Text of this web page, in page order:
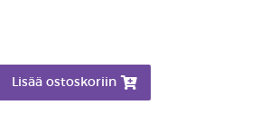
Lisää ostoskoriin